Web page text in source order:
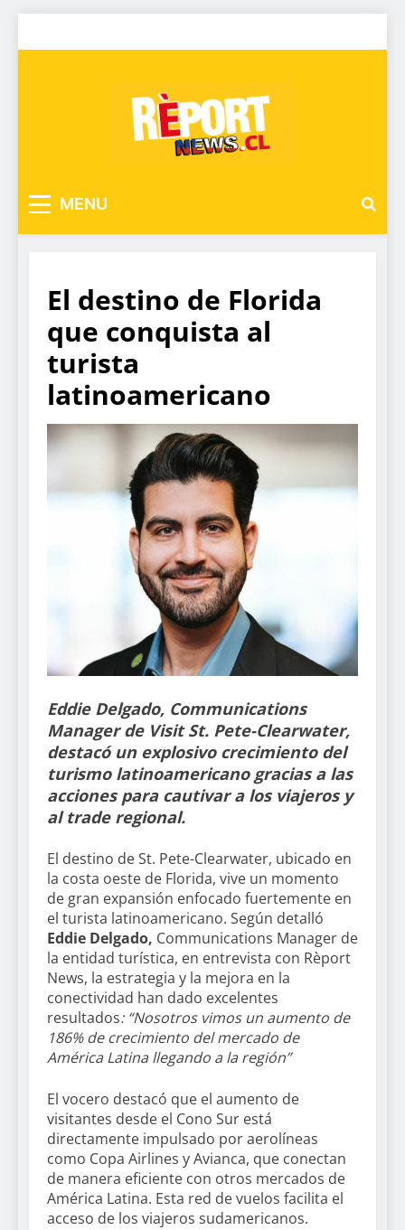
MENU
El destino de Florida
que conquista al
turista
latinoamericano
Eddie Delgado, Communications
Manager de Visit St. Pete-Clearwater,
destacó un explosivo crecimiento del
turismo latinoamericano gracias a las
acciones para cautivar a los viajeros y
al trade regional.
El destino de St. Pete-Clearwater, ubicado en
la costa oeste de Florida, vive un momento
de gran expansión enfocado fuertemente en
el turista latinoamericano. Según detalló
Eddie Delgado, Communications Manager de
la entidad turística, en entrevista con Rèport
News, la estrategia y la mejora en la
conectividad han dado excelentes
resultados: “Nosotros vimos un aumento de
186% de crecimiento del mercado de
América Latina llegando a la región”
El vocero destacó que el aumento de
visitantes desde el Cono Sur está
directamente impulsado por aerolíneas
como Copa Airlines y Avianca, que conectan
de manera eficiente con otros mercados de
América Latina. Esta red de vuelos facilita el
acceso de los viajeros sudamericanos.